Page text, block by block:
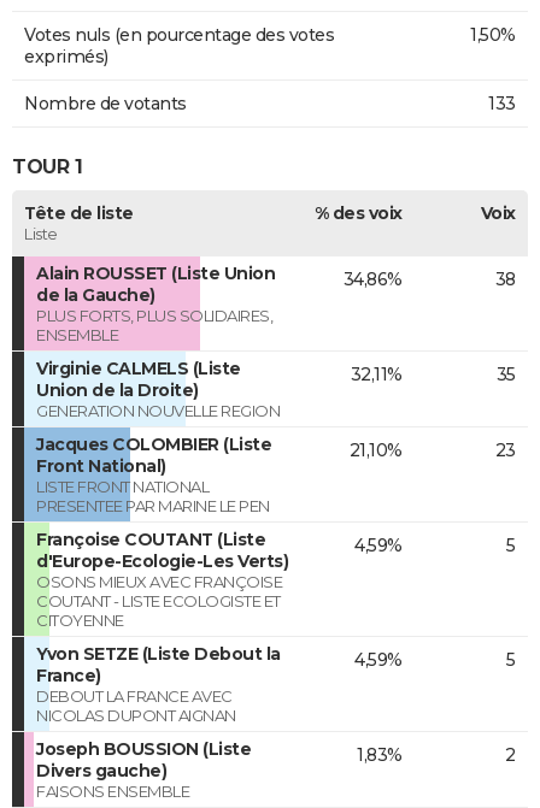
Votes nuls (en pourcentage des votes
exprimés)
1,50%
Nombre de votants 133
TOUR 1
Tête de liste
Liste
% des voix Voix
Alain ROUSSET (Liste Union
de la Gauche)
PLUS FORTS, PLUS SOLIDAIRES,
ENSEMBLE
34,86% 38
Virginie CALMELS (Liste
Union de la Droite)
GENERATION NOUVELLE REGION
32,11% 35
Jacques COLOMBIER (Liste
Front National)
LISTE FRONT NATIONAL
PRESENTEE PAR MARINE LE PEN
21,10% 23
Françoise COUTANT (Liste
d'Europe-Ecologie-Les Verts)
OSONS MIEUX AVEC FRANÇOISE
COUTANT - LISTE ECOLOGISTE ET
CITOYENNE
4,59% 5
Yvon SETZE (Liste Debout la
France)
DEBOUT LA FRANCE AVEC
NICOLAS DUPONT AIGNAN
4,59% 5
Joseph BOUSSION (Liste
Divers gauche)
FAISONS ENSEMBLE
1,83% 2